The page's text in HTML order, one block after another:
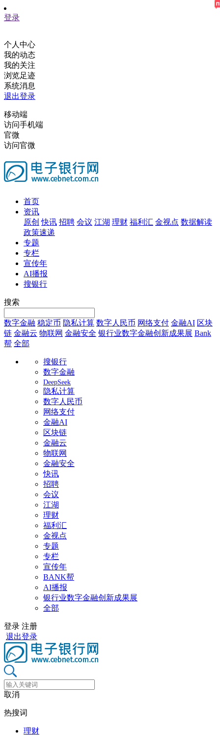
登录
个人中心
我的动态
我的关注
浏览足迹
系统消息
退出登录
移动端
访问手机端
官微
访问官微
首页
资讯
原创 快讯 招聘 会议 江湖 理财 福利汇 金视点 数据解读
政策速递
专题
专栏
宣传年
AI播报
搜银行
搜索
数字金融 稳定币 隐私计算 数字人民币 网络支付 金融AI 区块
链 金融云 物联网 金融安全 银行业数字金融创新成果展 Bank
帮 全部
搜银行
数字金融
DeepSeek
隐私计算
数字人民币
网络支付
金融AI
区块链
金融云
物联网
金融安全
快讯
招聘
会议
江湖
理财
福利汇
金视点
专题
专栏
宣传年
BANK帮
AI播报
银行业数字金融创新成果展
全部
登录 注册
退出登录
取消
热搜词
理财